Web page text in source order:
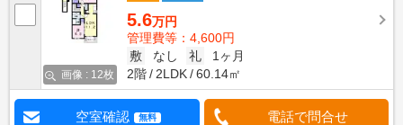
画像 : 12枚
5.6万円
管理費等：4,600円
敷
なし 礼
1ヶ月
2階
2LDK 60.14㎡
空室確認 無料 電話で問合せ